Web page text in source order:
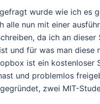
wurde wie ich es
alle nun mit einer
da ich an
und für was man
ist ein kostenloser
und problemlos
zwei MIT-